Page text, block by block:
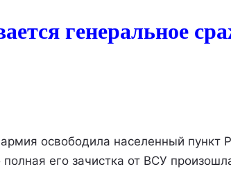
генеральное
освободила населенный пункт
его зачистка от ВСУ